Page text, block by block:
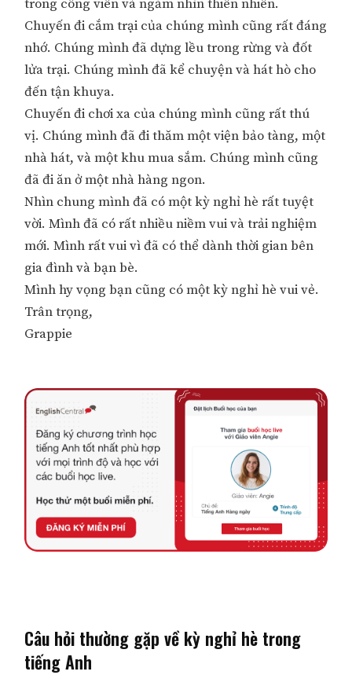
trong công viên và ngắm nhìn thiên nhiên.
Chuyến đi cắm trại của chúng mình cũng rất đáng
nhớ. Chúng mình đã dựng lều trong rừng và đốt
lửa trại. Chúng mình đã kể chuyện và hát hò cho
đến tận khuya.
Chuyến đi chơi xa của chúng mình cũng rất thú
vị. Chúng mình đã đi thăm một viện bảo tàng, một
nhà hát, và một khu mua sắm. Chúng mình cũng
đã đi ăn ở một nhà hàng ngon.
Nhìn chung mình đã có một kỳ nghỉ hè rất tuyệt
vời. Mình đã có rất nhiều niềm vui và trải nghiệm
mới. Mình rất vui vì đã có thể dành thời gian bên
gia đình và bạn bè.
Mình hy vọng bạn cũng có một kỳ nghỉ hè vui vẻ.
Trân trọng,
Grappie
Câu hỏi thường gặp về kỳ nghỉ hè trong
tiếng Anh